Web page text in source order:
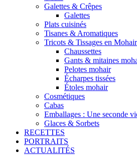
Galettes & Crêpes
Galettes
Plats cuisinés
Tisanes & Aromatiques
Tricots & Tissages en Mohair
Chaussettes
Gants & mitaines
Pelotes mohair
Écharpes tissées
Étoles mohair
Cosmétiques
Cabas
Emballages : Une seconde
Glaces & Sorbets
RECETTES
PORTRAITS
ACTUALITÉS